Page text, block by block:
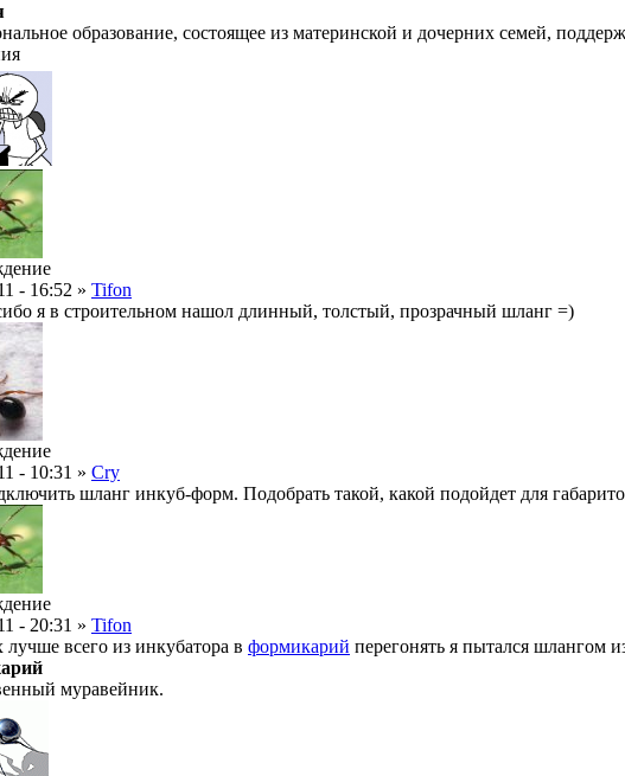
образование, состоящее из материнской и дочерних семей,
- 16:52 » Tifon
я в строительном нашол длинный, толстый, прозрачный шланг =)
- 10:31 » Cry
шланг инкуб-форм. Подобрать такой, какой подойдет для
- 20:31 » Tifon
всего из инкубатора в формикарий перегонять я пытался шлангом
муравейник.